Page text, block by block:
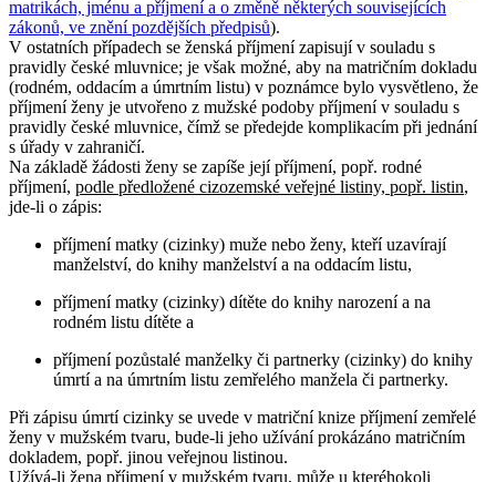
matrikách, jménu a příjmení a o změně některých souvisejících
zákonů, ve znění pozdějších předpisů).
V ostatních případech se ženská příjmení zapisují v souladu s
pravidly české mluvnice; je však možné, aby na matričním dokladu
(rodném, oddacím a úmrtním listu) v poznámce bylo vysvětleno, že
příjmení ženy je utvořeno z mužské podoby příjmení v souladu s
pravidly české mluvnice, čímž se předejde komplikacím při jednání
s úřady v zahraničí.
Na základě žádosti ženy se zapíše její příjmení, popř. rodné
příjmení, podle předložené cizozemské veřejné listiny, popř. listin,
jde-li o zápis:
příjmení matky (cizinky) muže nebo ženy, kteří uzavírají
manželství, do knihy manželství a na oddacím listu,
příjmení matky (cizinky) dítěte do knihy narození a na
rodném listu dítěte a
příjmení pozůstalé manželky či partnerky (cizinky) do knihy
úmrtí a na úmrtním listu zemřelého manžela či partnerky.
Při zápisu úmrtí cizinky se uvede v matriční knize příjmení zemřelé
ženy v mužském tvaru, bude-li jeho užívání prokázáno matričním
dokladem, popř. jinou veřejnou listinou.
Užívá-li žena příjmení v mužském tvaru, může u kteréhokoli